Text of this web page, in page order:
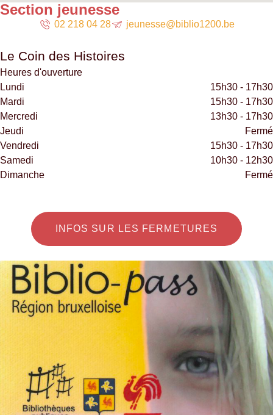
Section jeunesse
02 218 04 28 jeunesse@biblio1200.be
Le Coin des Histoires
Heures d'ouverture
Lundi
15h30 - 17h30
Mardi
15h30 - 17h30
Mercredi
13h30 - 17h30
Jeudi
Fermé
Vendredi
15h30 - 17h30
Samedi
10h30 - 12h30
Dimanche
Fermé
INFOS SUR LES FERMETURES